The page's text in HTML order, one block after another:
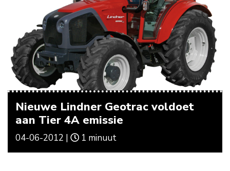
Nieuwe Lindner Geotrac voldoet
aan Tier 4A emissie
04-06-2012 | 1 minuut